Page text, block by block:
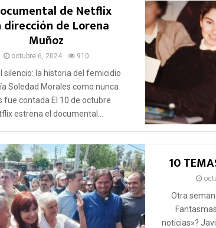
de Netflix
dirección de Lorena
Muñoz
octubre 6, 2024 910
silencio: la historia del femicidio
Soledad Morales como nunca
fue contada El 10 de octubre
estrena el documental...
10
Otra
noticias»?